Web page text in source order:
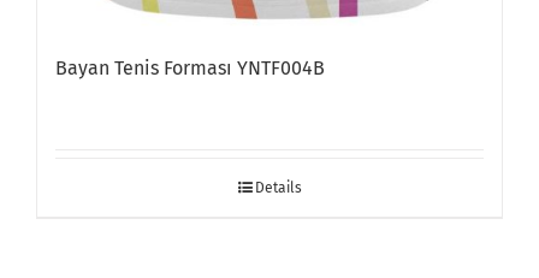
Bayan Tenis Forması YNTF004B
Details